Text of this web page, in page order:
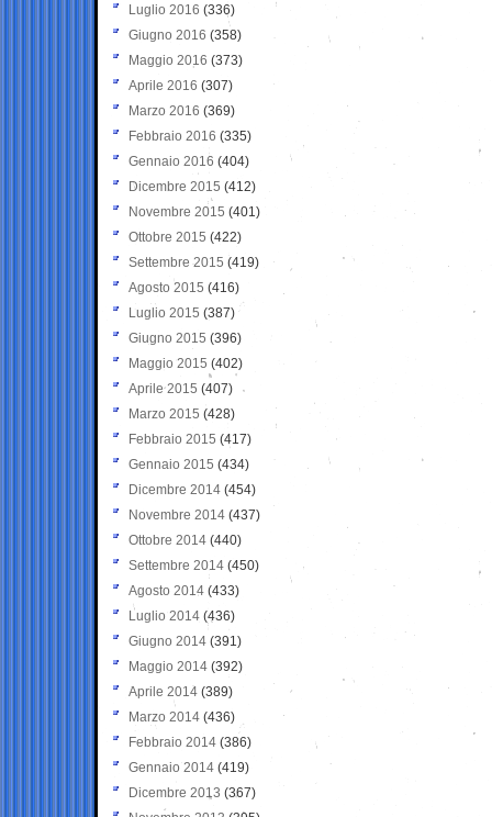
Luglio 2016 (336)
Giugno 2016 (358)
Maggio 2016 (373)
Aprile 2016 (307)
Marzo 2016 (369)
Febbraio 2016 (335)
Gennaio 2016 (404)
Dicembre 2015 (412)
Novembre 2015 (401)
Ottobre 2015 (422)
Settembre 2015 (419)
Agosto 2015 (416)
Luglio 2015 (387)
Giugno 2015 (396)
Maggio 2015 (402)
Aprile 2015 (407)
Marzo 2015 (428)
Febbraio 2015 (417)
Gennaio 2015 (434)
Dicembre 2014 (454)
Novembre 2014 (437)
Ottobre 2014 (440)
Settembre 2014 (450)
Agosto 2014 (433)
Luglio 2014 (436)
Giugno 2014 (391)
Maggio 2014 (392)
Aprile 2014 (389)
Marzo 2014 (436)
Febbraio 2014 (386)
Gennaio 2014 (419)
Dicembre 2013 (367)